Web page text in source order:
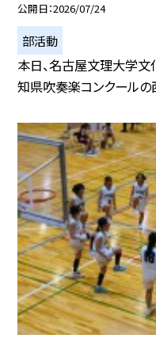
公開日 2026/07/24
部活動
本日、名古屋文理大学文
知県吹奏楽コンクールの